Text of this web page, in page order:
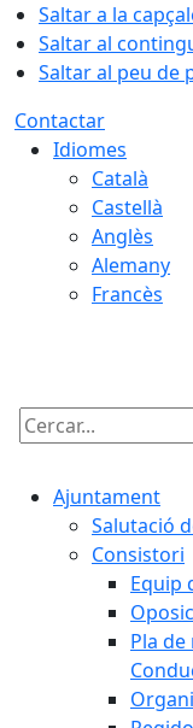
Saltar a la
Saltar al
Saltar al peu de
Contactar
Idiomes
Català
Castellà
Anglès
Alemany
Francès
Cercar:
Ajuntament
Salutació
Consistori
Equip
Pla